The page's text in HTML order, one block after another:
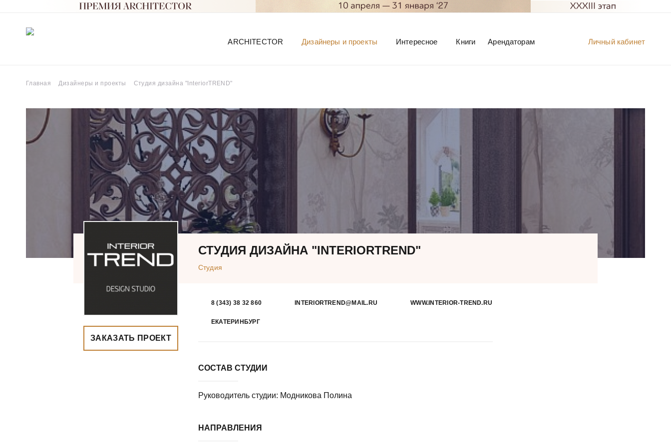
Личный кабинет
ARCHITECTOR Дизайнеры и проекты Интересное Книги Арендаторам
Главная Дизайнеры и проекты Студия дизайна "InteriorTREND"
СТУДИЯ ДИЗАЙНА "INTERIORTREND"
Студия
ЗАКАЗАТЬ ПРОЕКТ
8 (343) 38 32 860 INTERIORTREND@MAIL.RU WWW.INTERIOR-TREND.RU
ЕКАТЕРИНБУРГ
СОСТАВ СТУДИИ
Руководитель студии: Модникова Полина
НАПРАВЛЕНИЯ